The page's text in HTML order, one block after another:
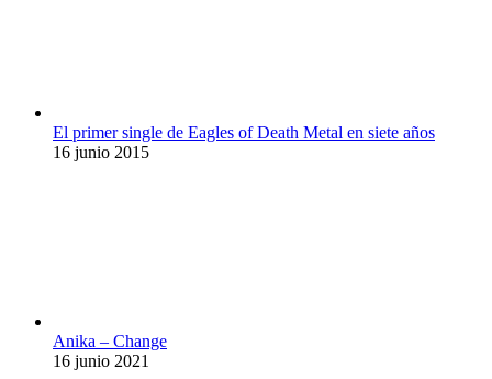
El primer single de Eagles of Death Metal en siete años
16 junio 2015
Anika – Change
16 junio 2021